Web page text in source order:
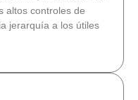
altos controles de
jerarquía a los útiles